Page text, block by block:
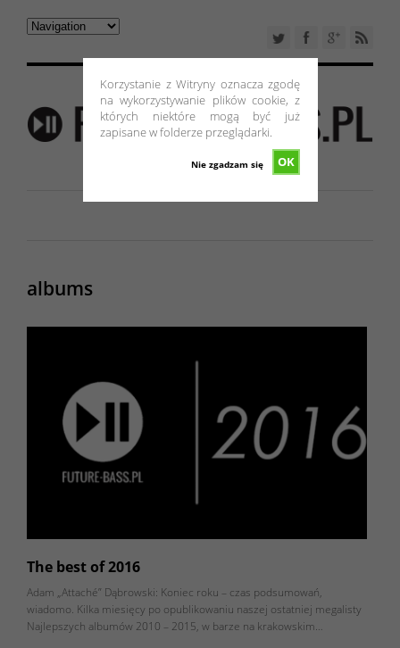
Korzystanie z Witryny oznacza zgodę
na wykorzystywanie plików cookie, z
których niektóre mogą być już
zapisane w folderze przeglądarki.
OK
Nie zgadzam się
albums
The best of 2016
Adam „Attaché” Dąbrowski: Koniec roku – czas podsumowań,
wiadomo. Kilka miesięcy po opublikowaniu naszej ostatniej megalisty
Najlepszych albumów 2010 – 2015, w barze na krakowskim…